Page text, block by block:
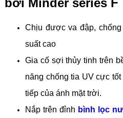
bơi Minder series F
Chịu được va đập,
suất cao
Gia cố sợi thủy tinh trên
năng chống tia UV cực
tiếp của ánh mặt trời.
Nắp trên đỉnh bình lọc